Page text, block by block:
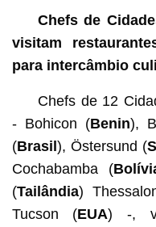
Chefs de
visitam
para intercâmbio
Chefs de 12
- Bohicon (Benin),
(Brasil), Östersund (
Cochabamba (
(Tailândia)
Tucson (EUA) -,